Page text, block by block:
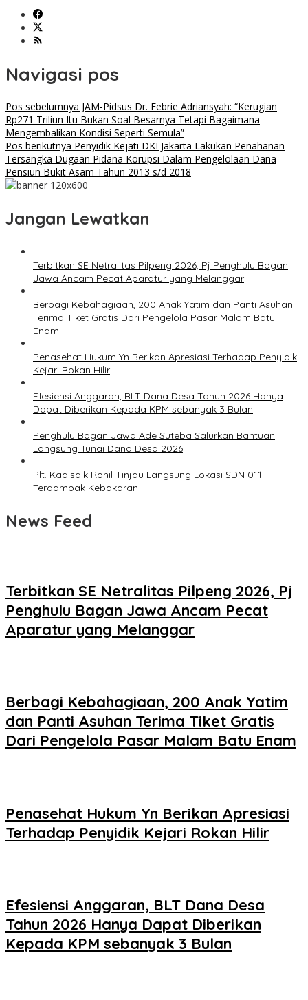
Navigasi pos
Pos sebelumnya JAM-Pidsus Dr. Febrie Adriansyah: “Kerugian
Rp271 Triliun Itu Bukan Soal Besarnya Tetapi Bagaimana
Mengembalikan Kondisi Seperti Semula”
Pos berikutnya Penyidik Kejati DKI Jakarta Lakukan Penahanan
Tersangka Dugaan Pidana Korupsi Dalam Pengelolaan Dana
Pensiun Bukit Asam Tahun 2013 s/d 2018
Jangan Lewatkan
Terbitkan SE Netralitas Pilpeng 2026, Pj Penghulu Bagan
Jawa Ancam Pecat Aparatur yang Melanggar
Berbagi Kebahagiaan, 200 Anak Yatim dan Panti Asuhan
Terima Tiket Gratis Dari Pengelola Pasar Malam Batu
Enam
Penasehat Hukum Yn Berikan Apresiasi Terhadap Penyidik
Kejari Rokan Hilir
Efesiensi Anggaran, BLT Dana Desa Tahun 2026 Hanya
Dapat Diberikan Kepada KPM sebanyak 3 Bulan
Penghulu Bagan Jawa Ade Suteba Salurkan Bantuan
Langsung Tunai Dana Desa 2026
Plt. Kadisdik Rohil Tinjau Langsung Lokasi SDN 011
Terdampak Kebakaran
News Feed
Terbitkan SE Netralitas Pilpeng 2026, Pj
Penghulu Bagan Jawa Ancam Pecat
Aparatur yang Melanggar
Berbagi Kebahagiaan, 200 Anak Yatim
dan Panti Asuhan Terima Tiket Gratis
Dari Pengelola Pasar Malam Batu Enam
Penasehat Hukum Yn Berikan Apresiasi
Terhadap Penyidik Kejari Rokan Hilir
Efesiensi Anggaran, BLT Dana Desa
Tahun 2026 Hanya Dapat Diberikan
Kepada KPM sebanyak 3 Bulan